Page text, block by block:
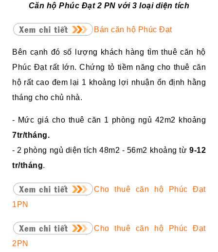
Căn hộ Phúc Đạt 2 PN với 3 loại diện tích
Bán căn hộ Phúc Đạt
Bên cạnh đó số lượng khách hàng tìm thuê căn hộ
Phúc Đạt rất lớn. Chứng tỏ tiềm năng cho thuê căn
hộ rất cao đem lại 1 khoảng lợi nhuận ổn định hằng
tháng cho chủ nhà.
- Mức giá cho thuê căn 1 phòng ngủ 42m2 khoảng
7tr/tháng.
- 2 phòng ngủ diện tích 48m2 - 56m2 khoảng từ 9-12
tr/tháng.
Cho thuê căn hộ Phúc Đạt
1PN
Cho thuê căn hộ Phúc Đạt
2PN